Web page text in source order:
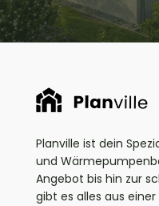
Planville ist dein
und
Angebot bis hin zur
gibt es alles aus einer